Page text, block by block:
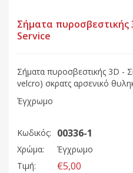
Σήματα πυροσβεστικής
Service
Σήματα πυροσβεστικής 3D -
velcro) σκρατς αρσενικό
Έγχρωμο
Κωδικός: 00336-1
Χρώμα:
Έγχρωμο
Τιμή:
€5,00